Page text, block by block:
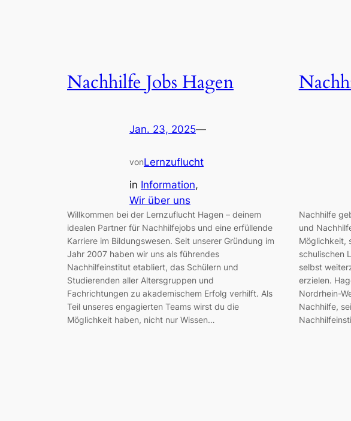
Nachhilfe Jobs Hagen
Jan. 23, 2025—
vonLernzuflucht
in Information
Wir über uns
Willkommen bei der Lernzuflucht Hagen – deinem
idealen Partner für Nachhilfejobs und eine erfüllende
Karriere im Bildungswesen. Seit unserer Gründung im
Jahr 2007 haben wir uns als führendes
Nachhilfeinstitut etabliert, das Schülern und
Studierenden aller Altersgruppen und
Fachrichtungen zu akademischem Erfolg verhilft. Als
Teil unseres engagierten Teams wirst du die
Möglichkeit haben, nicht nur Wissen…
Nachhilfe
und
Möglichkeit,
schulischen
selbst
erzielen.
Nordrhein-
Nachhilfe,